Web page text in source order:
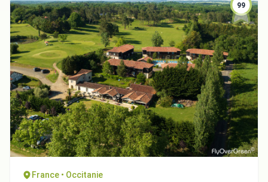
99
France • Occitanie